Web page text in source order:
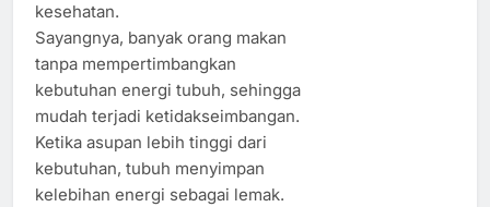
kesehatan.
Sayangnya, banyak orang makan
tanpa mempertimbangkan
kebutuhan energi tubuh, sehingga
mudah terjadi ketidakseimbangan.
Ketika asupan lebih tinggi dari
kebutuhan, tubuh menyimpan
kelebihan energi sebagai lemak.